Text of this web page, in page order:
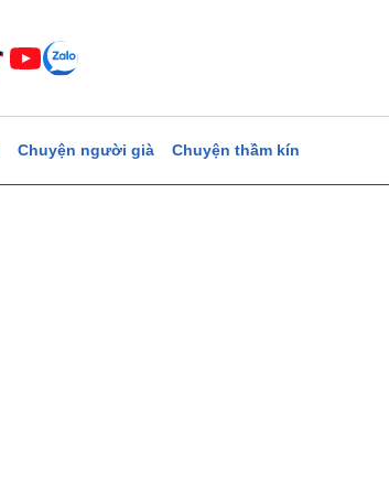
Chuyện người già Chuyện thầm kín